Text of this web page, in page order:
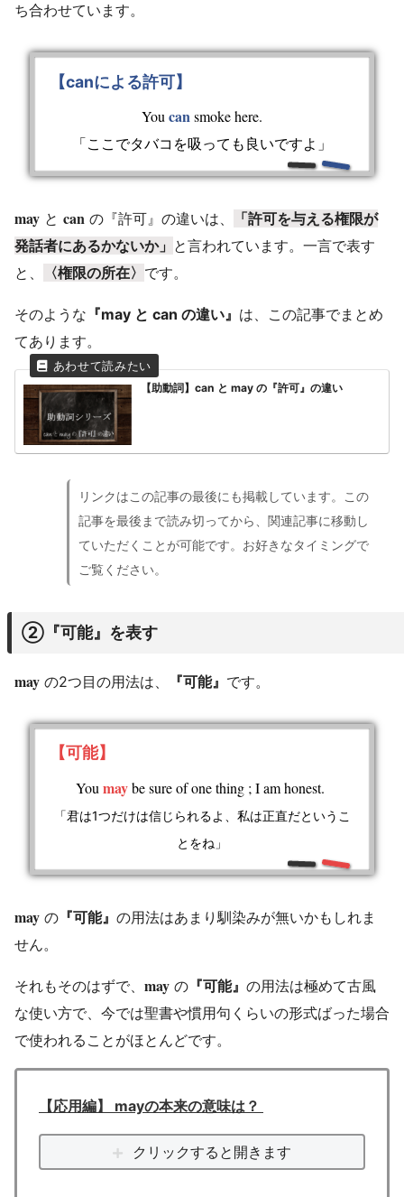
ち合わせています。
【canによる許可】
Youcansmoke here.
「ここでタバコを吸っても良いですよ」
may と can の『許可』の違いは、
「許可を与える権限が
発話者にあるかないか」 と言われています。一言で表す
と、
〈権限の所在〉 です。
そのような 『may と can の違い』 は、この記事でまとめ
てあります。
【助動詞】can と may の『許可』の違い
リンクはこの記事の最後にも掲載しています。この
記事を最後まで読み切ってから、関連記事に移動し
ていただくことが可能です。お好きなタイミングで
ご覧ください。
②『可能』を表す
may の2つ目の用法は、 『可能』 です。
【可能】
You maybe sure of one thing ; I am honest.
「君は1つだけは信じられるよ、私は正直だというこ
とをね」
may の 『可能』 の用法はあまり馴染みが無いかもしれま
せん。
それもそのはずで、 may の 『可能』 の用法は極めて古風
な使い方で、今では聖書や慣用句くらいの形式ばった場合
で使われることがほとんどです。
【応用編】 mayの本来の意味は？
クリックすると開きます